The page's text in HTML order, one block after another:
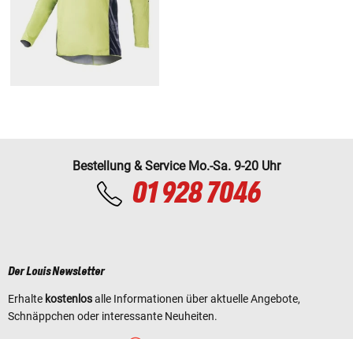
Bestellung & Service Mo.-Sa. 9-20 Uhr
01 928 7046
Der Louis Newsletter
Erhalte kostenlosalle Informationen über aktuelle Angebote,
Schnäppchen oder interessante Neuheiten.